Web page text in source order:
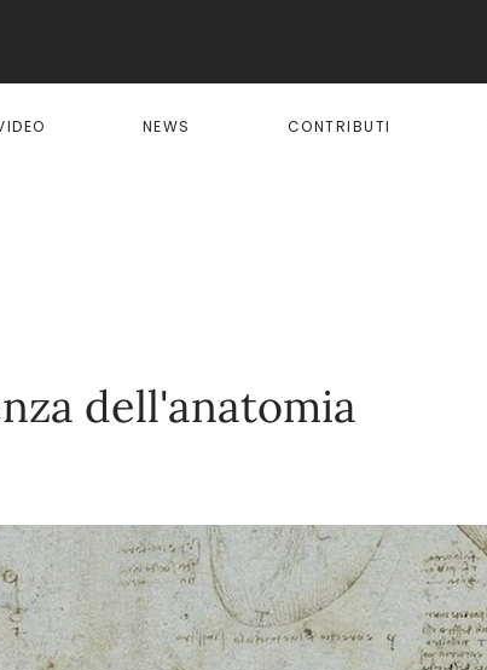
NEWS CONTRIBUTI
dell'anatomia